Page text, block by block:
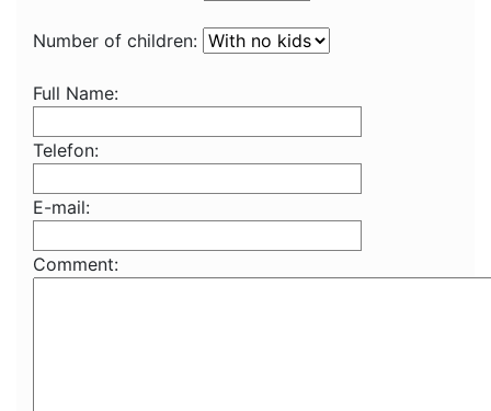
Number of children:
Full Name:
Telefon:
E-mail:
Comment: